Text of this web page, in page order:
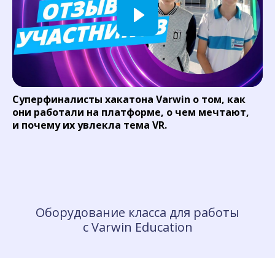
Суперфиналисты хакатона Varwin о том, как
они работали на платформе, о чем мечтают,
и почему их увлекла тема VR.
Оборудование класса для работы
с Varwin Education